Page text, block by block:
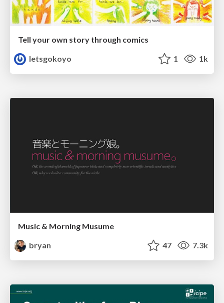
Tell your own story through comics
letsgokoyo
1 1k
Music & Morning Musume
bryan
47 7.3k